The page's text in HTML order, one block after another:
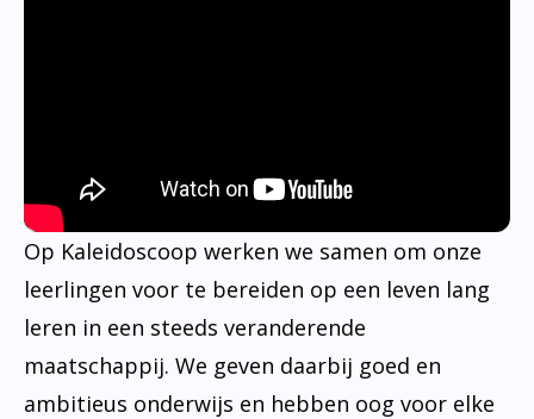
Op Kaleidoscoop werken we samen om onze
leerlingen voor te bereiden op een leven lang
leren in een steeds veranderende
maatschappij. We geven daarbij goed en
ambitieus onderwijs en hebben oog voor elke